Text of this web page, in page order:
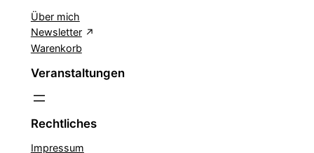
Über mich
Newsletter
Warenkorb
Veranstaltungen
Rechtliches
Impressum